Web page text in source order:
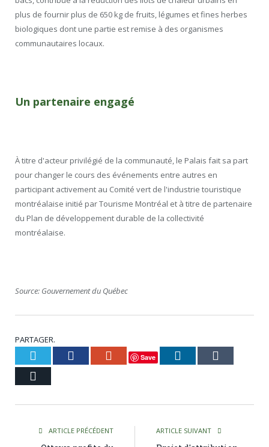
plus de fournir plus de 650 kg de fruits, légumes et fines herbes
biologiques dont une partie est remise à des organismes
communautaires locaux.
Un partenaire engagé
À titre d'acteur privilégié de la communauté, le Palais fait sa part
pour changer le cours des événements entre autres en
participant activement au Comité vert de l'industrie touristique
montréalaise initié par Tourisme Montréal et à titre de partenaire
du Plan de développement durable de la collectivité
montréalaise.
Source: Gouvernement du Québec
PARTAGER.
Twitter Facebook Google+
Save LinkedIn
ARTICLE PRÉCÉDENT ARTICLE SUIVANT